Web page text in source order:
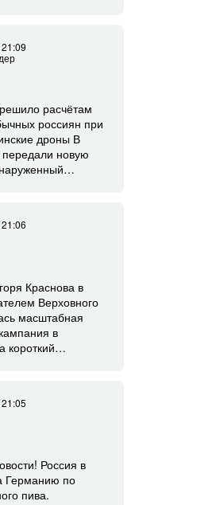
21:09
расчётам
россиян при
дроны В
новую
21:06
Краснова в
Верховного
масштабная
в
короткий…
21:05
Россия в
Германию по
пива.